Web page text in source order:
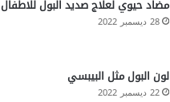
مضاد حيوي لعلاج صديد البول للاطفال
28 ديسمبر 2022
لون البول مثل البيبسي
22 ديسمبر 2022